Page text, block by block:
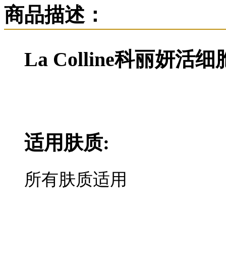
商品描述：
La Colline科丽妍活细
适用肤质:
所有肤质适用